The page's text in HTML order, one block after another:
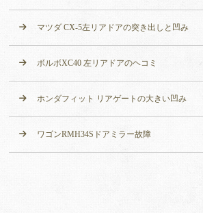
マツダ CX-5左リアドアの突き出しと凹み
ボルボXC40 左リアドアのヘコミ
ホンダフィット リアゲートの大きい凹み
ワゴンRMH34Sドアミラー故障